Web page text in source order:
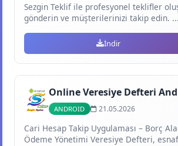
Sezgin Teklif ile profesyonel teklifler
gönderin ve müşterilerinizi takip edin. ...
İndir
Online Veresiye Defteri
ANDROID 21.05.2026
Cari Hesap Takip Uygulaması – Borç
Ödeme Yönetimi Veresiye Defteri,